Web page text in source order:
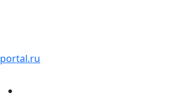
portal.ru